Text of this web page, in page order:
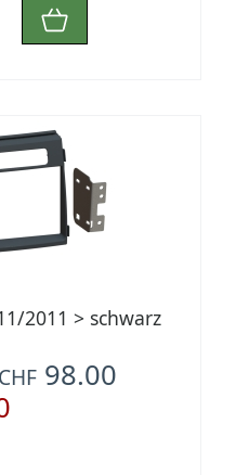
2011 > schwarz
CHF 98.00